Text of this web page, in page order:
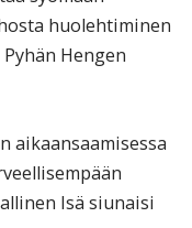
huolehtiminen
Hengen
aikaansaamisessa
Isä siunaisi